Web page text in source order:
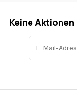
Keine